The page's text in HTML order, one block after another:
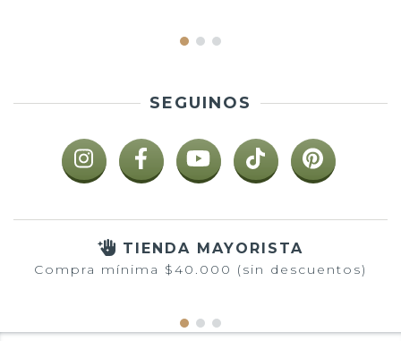
SEGUINOS
TIENDA MAYORISTA
Compra mínima $40.000 (sin descuentos)